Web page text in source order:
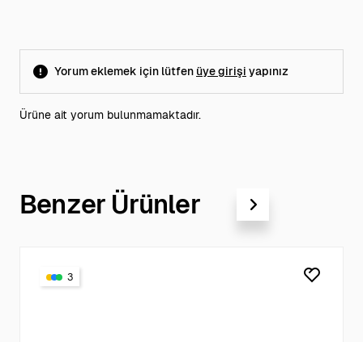
Yorum eklemek için lütfen üye girişi yapınız
Ürüne ait yorum bulunmamaktadır.
Benzer Ürünler
3